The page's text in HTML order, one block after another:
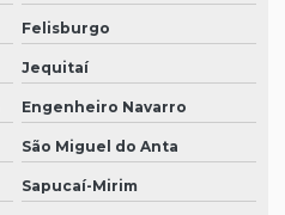
Felisburgo
Jequitaí
Engenheiro Navarro
São Miguel do Anta
Sapucaí-Mirim